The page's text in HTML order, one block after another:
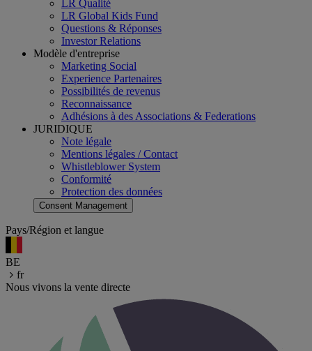
LR Qualité
LR Global Kids Fund
Questions & Réponses
Investor Relations
Modèle d'entreprise
Marketing Social
Experience Partenaires
Possibilités de revenus
Reconnaissance
Adhésions à des Associations & Federations
JURIDIQUE
Note légale
Mentions légales / Contact
Whistleblower System
Conformité
Protection des données
Consent Management
Pays/Région et langue
BE
fr
Nous vivons la vente directe